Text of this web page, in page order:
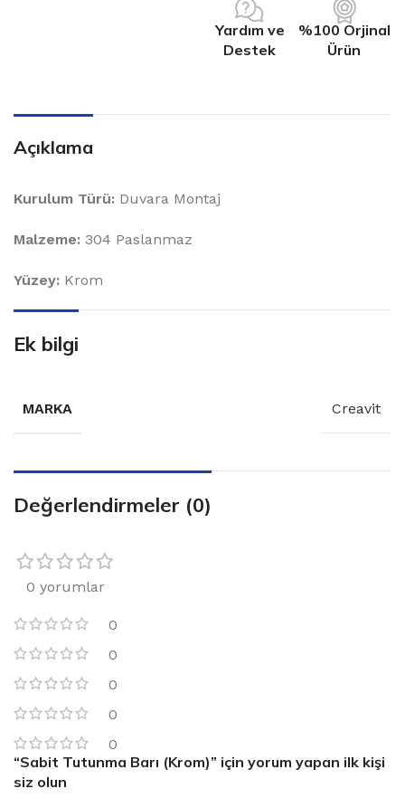
Yardım ve
Destek
%100 Orjinal
Ürün
Açıklama
Kurulum Türü: Duvara Montaj
Malzeme: 304 Paslanmaz
Yüzey: Krom
Ek bilgi
MARKA Creavit
Değerlendirmeler (0)
0 yorumlar
0
0
0
0
0
“Sabit Tutunma Barı (Krom)” için yorum yapan ilk kişi
siz olun